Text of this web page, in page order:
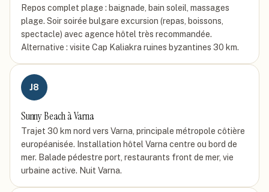
Repos complet plage : baignade, bain soleil, massages
plage. Soir soirée bulgare excursion (repas, boissons,
spectacle) avec agence hôtel très recommandée.
Alternative : visite Cap Kaliakra ruines byzantines 30 km.
J8
Sunny Beach à Varna
Trajet 30 km nord vers Varna, principale métropole côtière
européanisée. Installation hôtel Varna centre ou bord de
mer. Balade pédestre port, restaurants front de mer, vie
urbaine active. Nuit Varna.